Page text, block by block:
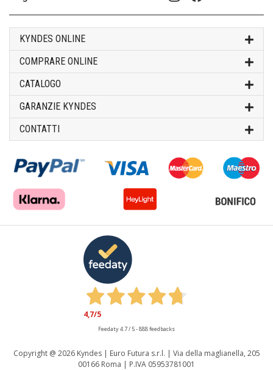
KYNDES ONLINE
COMPRARE ONLINE
CATALOGO
GARANZIE KYNDES
CONTATTI
Copyright @ 2026 Kyndes | Euro Futura s.r.l. | Via della maglianella, 205
00166 Roma | P.IVA 05953781001
4,7/5
Feedaty4.7/ 5-888feedbacks